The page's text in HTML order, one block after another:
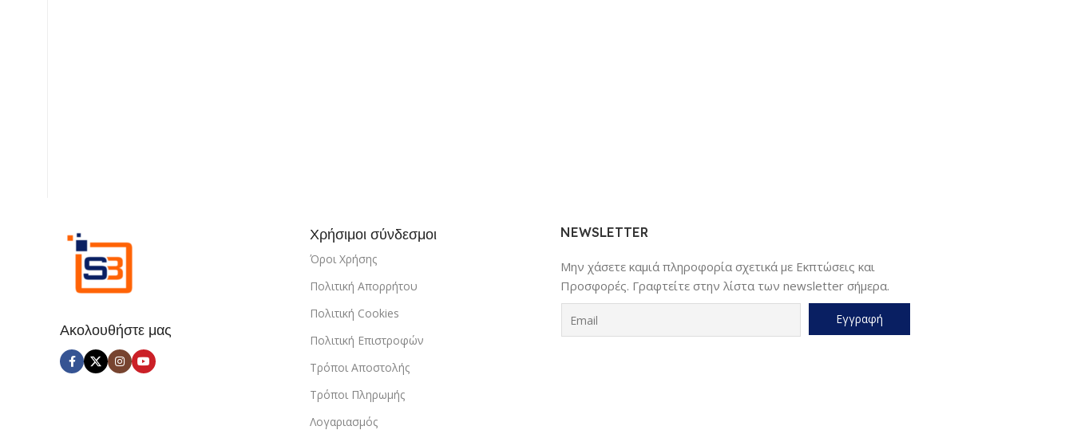
Ακολουθήστε μας
Χρήσιμοι σύνδεσμοι
Όροι Χρήσης
Πολιτική Απορρήτου
Πολιτική Cookies
Πολιτική Επιστροφών
Τρόποι Αποστολής
Τρόποι Πληρωμής
Λογαριασμός
NEWSLETTER
Μην χάσετε καμιά πληροφορία σχετικά με Εκπτώσεις και
Προσφορές. Γραφτείτε στην λίστα των newsletter σήμερα.